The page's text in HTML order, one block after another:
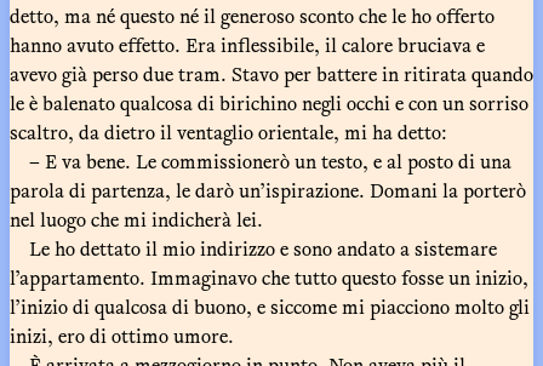
detto, ma né questo né il generoso sconto che le ho offerto
hanno avuto effetto. Era inflessibile, il calore bruciava e
avevo già perso due tram. Stavo per battere in ritirata quando
le è balenato qualcosa di birichino negli occhi e con un sorriso
scaltro, da dietro il ventaglio orientale, mi ha detto:
– E va bene. Le commissionerò un testo, e al posto di una
parola di partenza, le darò un’ispirazione. Domani la porterò
nel luogo che mi indicherà lei.
Le ho dettato il mio indirizzo e sono andato a sistemare
l’appartamento. Immaginavo che tutto questo fosse un inizio,
l’inizio di qualcosa di buono, e siccome mi piacciono molto gli
inizi, ero di ottimo umore.